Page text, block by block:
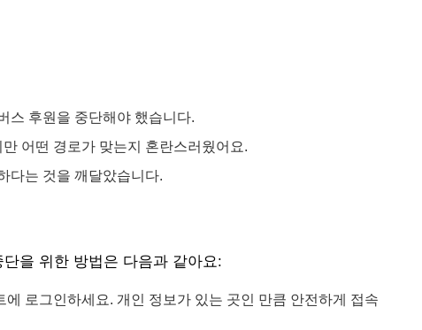
스 후원을 중단해야 했습니다.
어떤 경로가 맞는지 혼란스러웠어요.
다는 것을 깨달았습니다.
을 위한 방법은 다음과 같아요:
에 로그인하세요. 개인 정보가 있는 곳인 만큼 안전하게 접속